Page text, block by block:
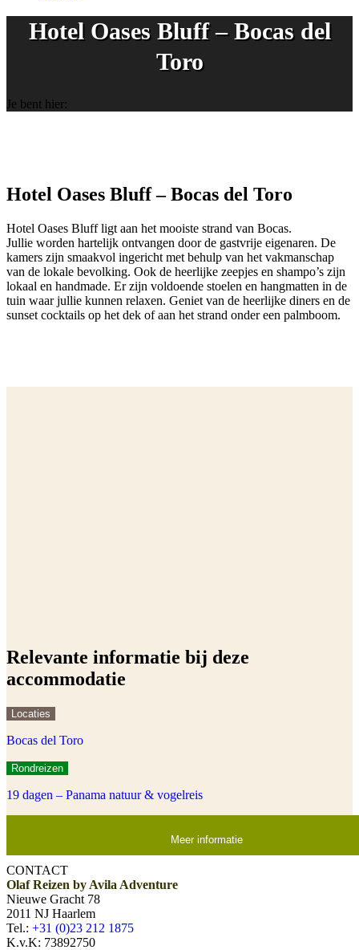
Hotel Oases Bluff – Bocas del
Toro
Je bent hier:
Hotel Oases Bluff – Bocas del Toro
Hotel Oases Bluff ligt aan het mooiste strand van Bocas.
Jullie worden hartelijk ontvangen door de gastvrije eigenaren. De
kamers zijn smaakvol ingericht met behulp van het vakmanschap
van de lokale bevolking. Ook de heerlijke zeepjes en shampo’s zijn
lokaal en handmade. Er zijn voldoende stoelen en hangmatten in de
tuin waar jullie kunnen relaxen. Geniet van de heerlijke diners en de
sunset cocktails op het dek of aan het strand onder een palmboom.
Relevante informatie bij deze
accommodatie
Locaties
Bocas del Toro
Rondreizen
19 dagen – Panama natuur & vogelreis
Meer informatie
CONTACT
Olaf Reizen by Avila Adventure
Nieuwe Gracht 78
2011 NJ Haarlem
Tel.: +31 (0)23 212 1875
K.v.K: 73892750